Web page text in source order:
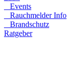
Events
Rauchmelder Info
Brandschutz
Ratgeber